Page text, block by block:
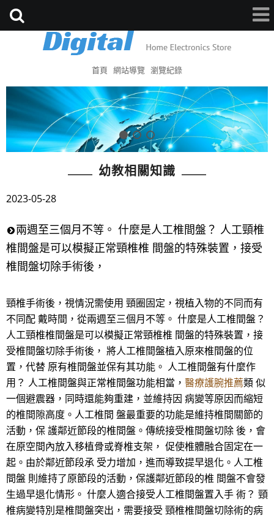
首頁 網站導覽 瀏覽紀錄
幼教相關知識
2023-05-28
兩週至三個月不等。 什麼是人工椎間盤？ 人工頸椎
椎間盤是可以模擬正常頸椎椎 間盤的特殊裝置，接受
椎間盤切除手術後，
頸椎手術後，視情況需使用 頸圈固定，視植入物的不同而有
不同配 戴時間，從兩週至三個月不等。 什麼是人工椎間盤？
人工頸椎椎間盤是可以模擬正常頸椎椎 間盤的特殊裝置，接
受椎間盤切除手術後， 將人工椎間盤植入原來椎間盤的位
置，代替 原有椎間盤並保有其功能。 人工椎間盤有什麼作
用？ 人工椎間盤與正常椎間盤功能相當， 醫療護腕推薦類 似
一個避震器，同時還能夠重建，並維持因 病變等原因而縮短
的椎間隙高度。人工椎間 盤最重要的功能是維持椎間關節的
活動，保 護鄰近節段的椎間盤。傳統接受椎間盤切除 後，會
在原空間內放入移植骨或脊椎支架， 促使椎體融合固定在一
起。由於鄰近節段承 受力增加，進而導致提早退化。人工椎
間盤 則維持了原節段的活動，保護鄰近節段的椎 間盤不會發
生過早退化情形。 什麼人適合接受人工椎間盤置入手 術？ 頸
椎病變特別是椎間盤突出，需要接受 頸椎椎間盤切除術的病